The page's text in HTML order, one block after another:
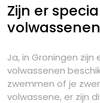
Zijn er
Ja, in Groningen
volwassenen
zwemmen of je
volwassene, er zijn